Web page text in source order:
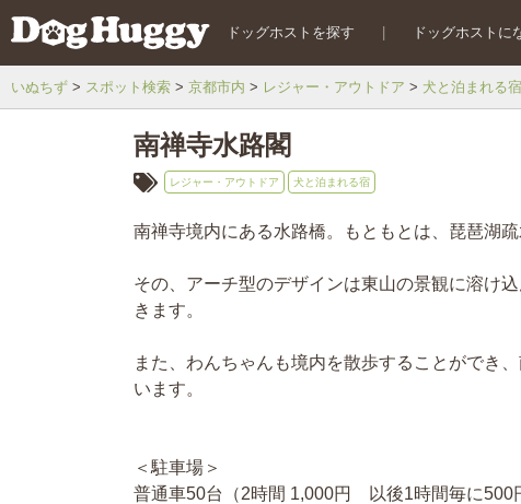
ドッグホストを探す ドッグホストに
いぬちず スポット検索 京都市内 レジャー・アウトドア 犬と泊まれる宿
南禅寺水路閣
レジャー・アウトドア 犬と泊まれる宿
南禅寺境内にある水路橋。もともとは、琵琶湖
その、アーチ型のデザインは東山の景観に溶け
きます。
また、わんちゃんも境内を散歩することができ
います。
＜駐車場＞
普通車50台（2時間 1,000円 以後1時間毎に500